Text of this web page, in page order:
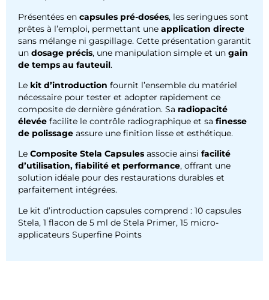
Présentées en capsules pré-dosées, les seringues sont
prêtes à l’emploi, permettant une application directe
sans mélange ni gaspillage. Cette présentation garantit
un dosage précis, une manipulation simple et un gain
de temps au fauteuil.
Le kit d’introduction fournit l’ensemble du matériel
nécessaire pour tester et adopter rapidement ce
composite de dernière génération. Sa radiopacité
élevée facilite le contrôle radiographique et sa finesse
de polissage assure une finition lisse et esthétique.
Le Composite Stela Capsules associe ainsi facilité
d’utilisation, fiabilité et performance, offrant une
solution idéale pour des restaurations durables et
parfaitement intégrées.
Le kit d’introduction capsules comprend : 10 capsules
Stela, 1 flacon de 5 ml de Stela Primer, 15 micro-
applicateurs Superfine Points